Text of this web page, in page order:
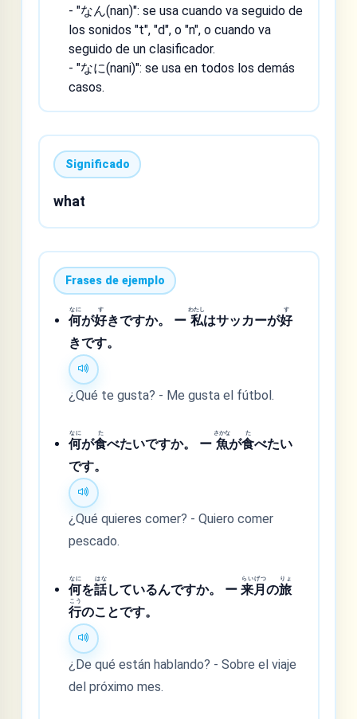
- "なん(nan)": se usa cuando va seguido de
los sonidos "t", "d", o "n", o cuando va
seguido de un clasificador.
- "なに(nani)": se usa en todos los demás
casos.
Significado
what
Frases de ejemplo
何
なに
が好
す
きですか。 ー 私
わたし
はサッカーが好
す
きです。
¿Qué te gusta? - Me gusta el fútbol.
何
なに
が食
た
べたいですか。 ー 魚
さかな
が食
た
べたい
です。
¿Qué quieres comer? - Quiero comer
pescado.
何
なに
を話
はな
しているんですか。 ー来
らい
月
げつ
の旅
りょ
行
こう
のことです。
¿De qué están hablando? - Sobre el viaje
del próximo mes.